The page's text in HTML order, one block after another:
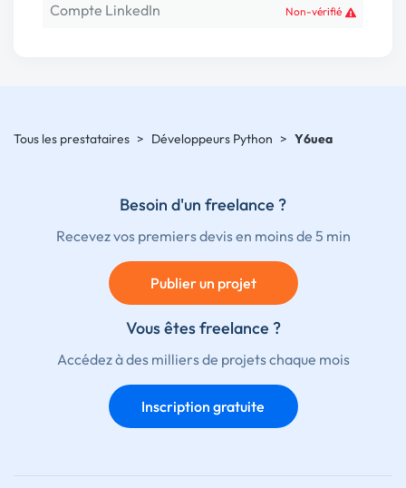
Compte LinkedIn Non-vérifié
Tous les prestataires > Développeurs Python > Y6uea
Besoin d'un freelance ?
Recevez vos premiers devis en moins de 5 min
Publier un projet
Vous êtes freelance ?
Accédez à des milliers de projets chaque mois
Inscription gratuite